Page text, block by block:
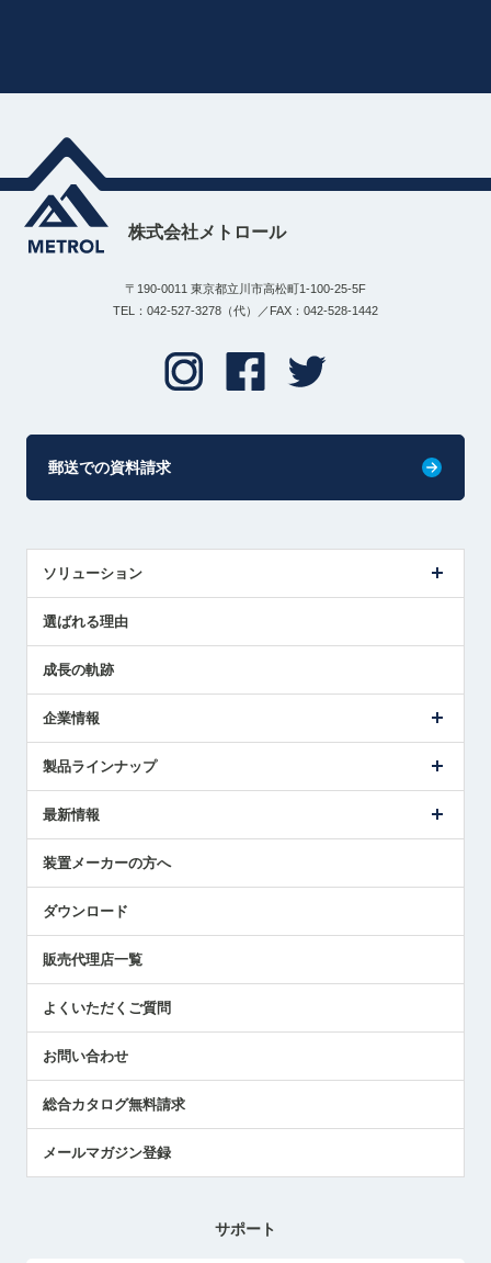
株式会社メトロール
〒190-0011 東京都立川市高松町1-100-25-5F
TEL：042-527-3278（代）／FAX：042-528-1442
郵送での資料請求
ソリューション
解決策提案
選ばれる理由
成長の軌跡
企業情報
ごあいさつ
受賞履歴
採用情報
国/地域/言語
製品ラインナップ
ツールセッタ製品
エアマイクロセンサ製品
最新情報
メトロールの技術
社員ブログ
中小企業のBCP地震対策
センサのテクニカルガイド
社長ブログ
装置メーカーの方へ
ダウンロード
販売代理店一覧
よくいただくご質問
お問い合わせ
総合カタログ無料請求
メールマガジン登録
サポート